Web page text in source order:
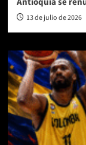
13 de julio de 2026